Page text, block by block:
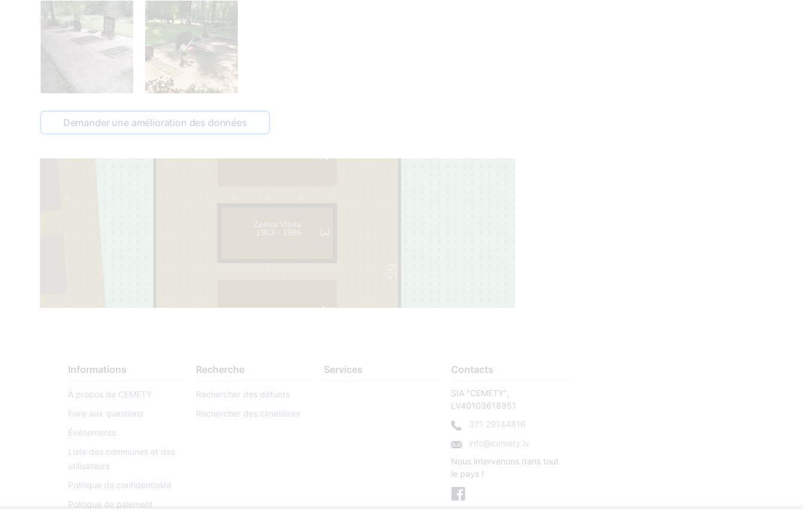
Demander une amélioration des données
65
2
3
4
Zelma Vītola
1903 - 1986
Informations
À propos de CEMETY
Foire aux questions
Événements
Liste des communes et des
utilisateurs
Politique de confidentialité
Politique de paiement
Recherche
Rechercher des défunts
Rechercher des cimetières
Services Contacts
SIA "CEMETY",
LV40103618951
371 29144816
info@cemety.lv
Nous intervenons dans tout
le pays !